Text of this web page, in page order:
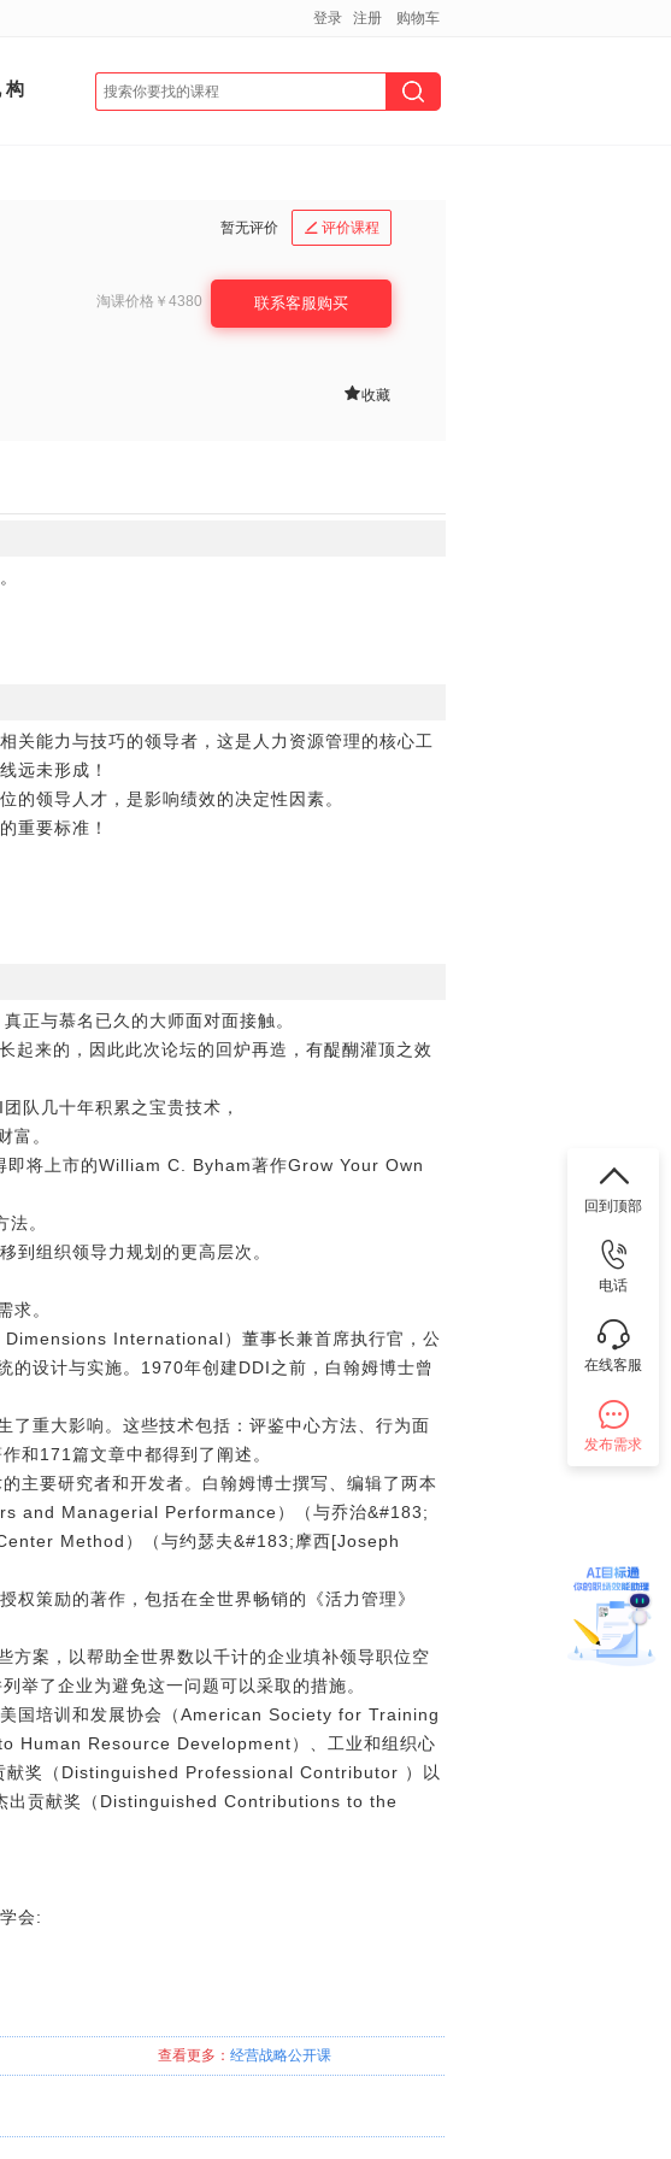
构
暂无评价  评价课程
淘课价格 ￥4380 联系客服购买
收藏
关能力与技巧的领导者，这是人力资源管理的核心工
远未形成！
的领导人才，是影响绩效的决定性因素。
重要标准！
正与慕名已久的大师面对面接触。
来的，因此此次论坛的回炉再造，有醍醐灌顶之效
队几十年积累之宝贵技术，
富。
即将上市的William C. Byham著作Grow Your Own
。
到组织领导力规划的更高层次。
求。
International）董事长兼首席执行官，公
的设计与实施。1970年创建DDI之前，白翰姆博士曾
了重大影响。这些技术包括：评鉴中心方法、行为面
和171篇文章中都得到了阐述。
主要研究者和开发者。白翰姆博士撰写、编辑了两本
and Managerial Performance）（与乔治&#183;
Method）（与约瑟夫&#183;摩西[Joseph
策励的著作，包括在全世界畅销的《活力管理》
方案，以帮助全世界数以千计的企业填补领导职位空
举了企业为避免这一问题可以采取的措施。
国培训和发展协会（American Society for Training
Human Resource Development）、工业和组织心
奖（Distinguished Professional Contributor ）以
出贡献奖（Distinguished Contributions to the
会:
查看更多： 经营战略公开课
登录 注册 购物车
回到顶部
电话
在线客服
发布需求